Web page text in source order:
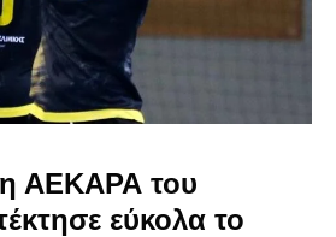
η ΑΕΚΑΡΑ του
εύκολα το